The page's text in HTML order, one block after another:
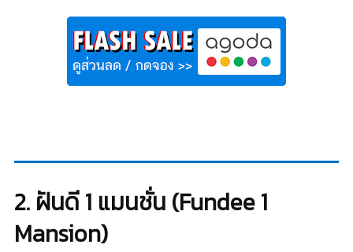
2. ฝันดี 1 แมนชั่น (Fundee 1
Mansion)